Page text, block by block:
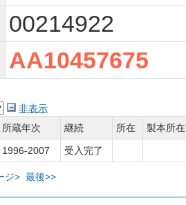
00214922
AA10457675
非表示
所蔵年次 継続 所在 製本所在
1996-2007 受入完了
ジ> 最後>>